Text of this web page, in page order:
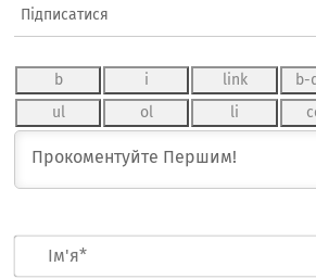
Підписатися